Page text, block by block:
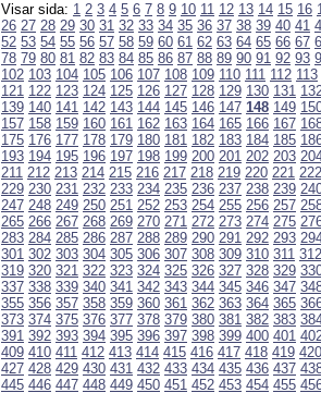
Visar sida: 1 2 3 4 5 6 7 8 9 10 11 12 13 14 15 16
26 27 28 29 30 31 32 33 34 35 36 37 38 39 40 41
52 53 54 55 56 57 58 59 60 61 62 63 64 65 66 67
78 79 80 81 82 83 84 85 86 87 88 89 90 91 92 93
102 103 104 105 106 107 108 109 110 111 112 113
121 122 123 124 125 126 127 128 129 130 131
139 140 141 142 143 144 145 146 147 148 149
157 158 159 160 161 162 163 164 165 166 167
175 176 177 178 179 180 181 182 183 184 185
193 194 195 196 197 198 199 200 201 202 203
211 212 213 214 215 216 217 218 219 220 221 222
229 230 231 232 233 234 235 236 237 238 239
247 248 249 250 251 252 253 254 255 256 257
265 266 267 268 269 270 271 272 273 274 275
283 284 285 286 287 288 289 290 291 292 293
301 302 303 304 305 306 307 308 309 310 311 312
319 320 321 322 323 324 325 326 327 328 329
337 338 339 340 341 342 343 344 345 346 347
355 356 357 358 359 360 361 362 363 364 365
373 374 375 376 377 378 379 380 381 382 383
391 392 393 394 395 396 397 398 399 400 401
409 410 411 412 413 414 415 416 417 418 419 420
427 428 429 430 431 432 433 434 435 436 437
445 446 447 448 449 450 451 452 453 454 455